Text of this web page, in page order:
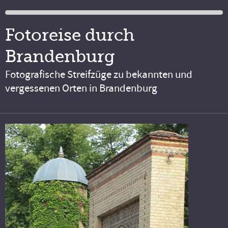
Fotoreise durch
Brandenburg
Fotografische Streifzüge zu bekannten und
vergessenen Orten in Brandenburg